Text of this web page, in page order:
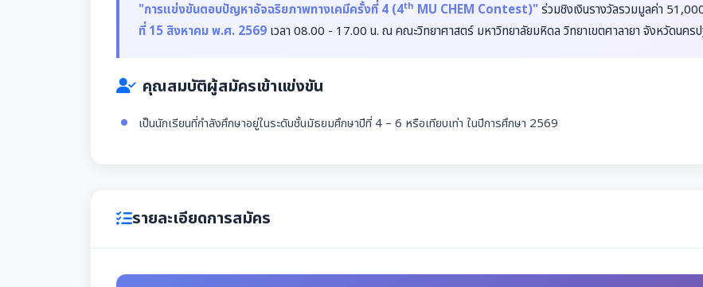
"การแข่งขันตอบปัญหาอัจฉริยภาพทางเคมีครั้งที่ 4 (4th MU CHEM Contest)" ร่วมชิงเงินรางวัลรวมมูลค่า
ที่ 15 สิงหาคม พ.ศ. 2569 เวลา 08.00 - 17.00 น. ณ คณะวิทยาศาสตร์ มหาวิทยาลัยมหิดล วิทยาเขตศาลายา จังหวัดนคร
คุณสมบัติผู้สมัครเข้าแข่งขัน
เป็นนักเรียนที่กำลังศึกษาอยู่ในระดับชั้นมัธยมศึกษาปีที่ 4 – 6 หรือเทียบเท่า ในปีการศึกษา 2569
รายละเอียดการสมัคร